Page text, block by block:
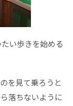
い歩きを始める
を見て乗ろうと
落ちないように